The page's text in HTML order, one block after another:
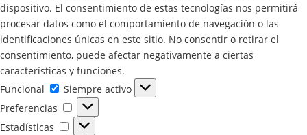
dispositivo. El consentimiento de estas tecnologías nos permitirá
procesar datos como el comportamiento de navegación o las
identificaciones únicas en este sitio. No consentir o retirar el
consentimiento, puede afectar negativamente a ciertas
características y funciones.
Funcional
Funcional
Siempre activo
Preferencias
Preferencias
Estadísticas
Estadísticas